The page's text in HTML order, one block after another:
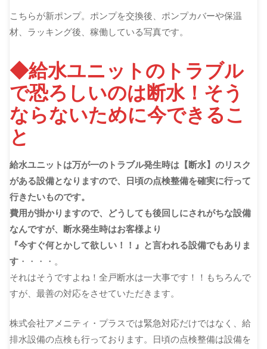
こちらが新ポンプ。ポンプを交換後、ポンプカバーや保温
材、ラッキング後、稼働している写真です。
◆給水ユニットのトラブル
で恐ろしいのは断水！そう
ならないために今できるこ
と
給水ユニットは万が一のトラブル発生時は【断水】のリスク
がある設備となりますので、日頃の点検整備を確実に行って
行きたいものです。
費用が掛かりますので、どうしても後回しにされがちな設備
なんですが、断水発生時はお客様より
『今すぐ何とかして欲しい！！』と言われる設備でもありま
す ・・・・。
それはそうですよね！全戸断水は一大事です！！もちろんで
すが、最善の対応をさせていただきます。
株式会社アメニティ・プラスでは緊急対応だけではなく、給
排水設備の点検も行っております。日頃の点検整備は設備を